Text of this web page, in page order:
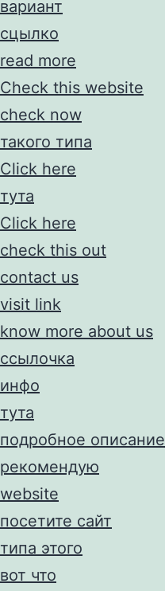
вариант
сцылко
read more
Check this website
check now
такого типа
Click here
тута
Click here
check this out
contact us
visit link
know more about us
ссылочка
инфо
тута
подробное описание
рекомендую
website
посетите сайт
типа этого
вот что